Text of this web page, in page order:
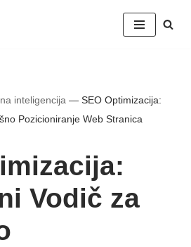
inteligencija — SEO Optimizacija:
Pozicioniranje Web Stranica
Vodič za